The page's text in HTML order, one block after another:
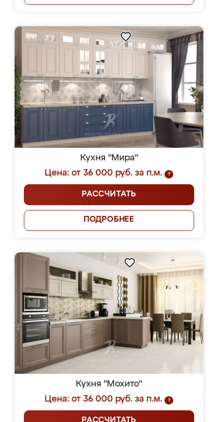
Кухня "Мира"
Цена: от 36 000 руб. за п.м.
?
РАССЧИТАТЬ
ПОДРОБНЕЕ
Кухня "Мохито"
Цена: от 36 000 руб. за п.м.
?